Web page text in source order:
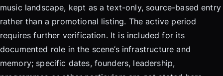
music landscape, kept as a text-only, source-based entry
rather than a promotional listing. The active period
requires further verification. It is included for its
documented role in the scene’s infrastructure and
memory; specific dates, founders, leadership,